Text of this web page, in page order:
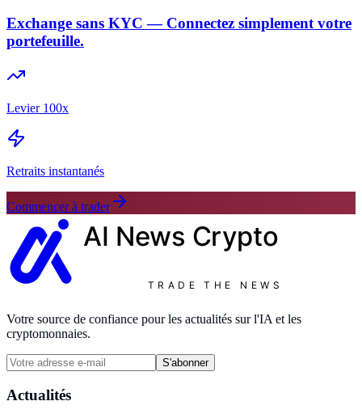
Exchange sans KYC — Connectez simplement votre
portefeuille.
Levier 100x
Retraits instantanés
Commencer à trader
AI News Crypto
TRADE THE NEWS
Votre source de confiance pour les actualités sur l'IA et les
cryptomonnaies.
S'abonner
Actualités